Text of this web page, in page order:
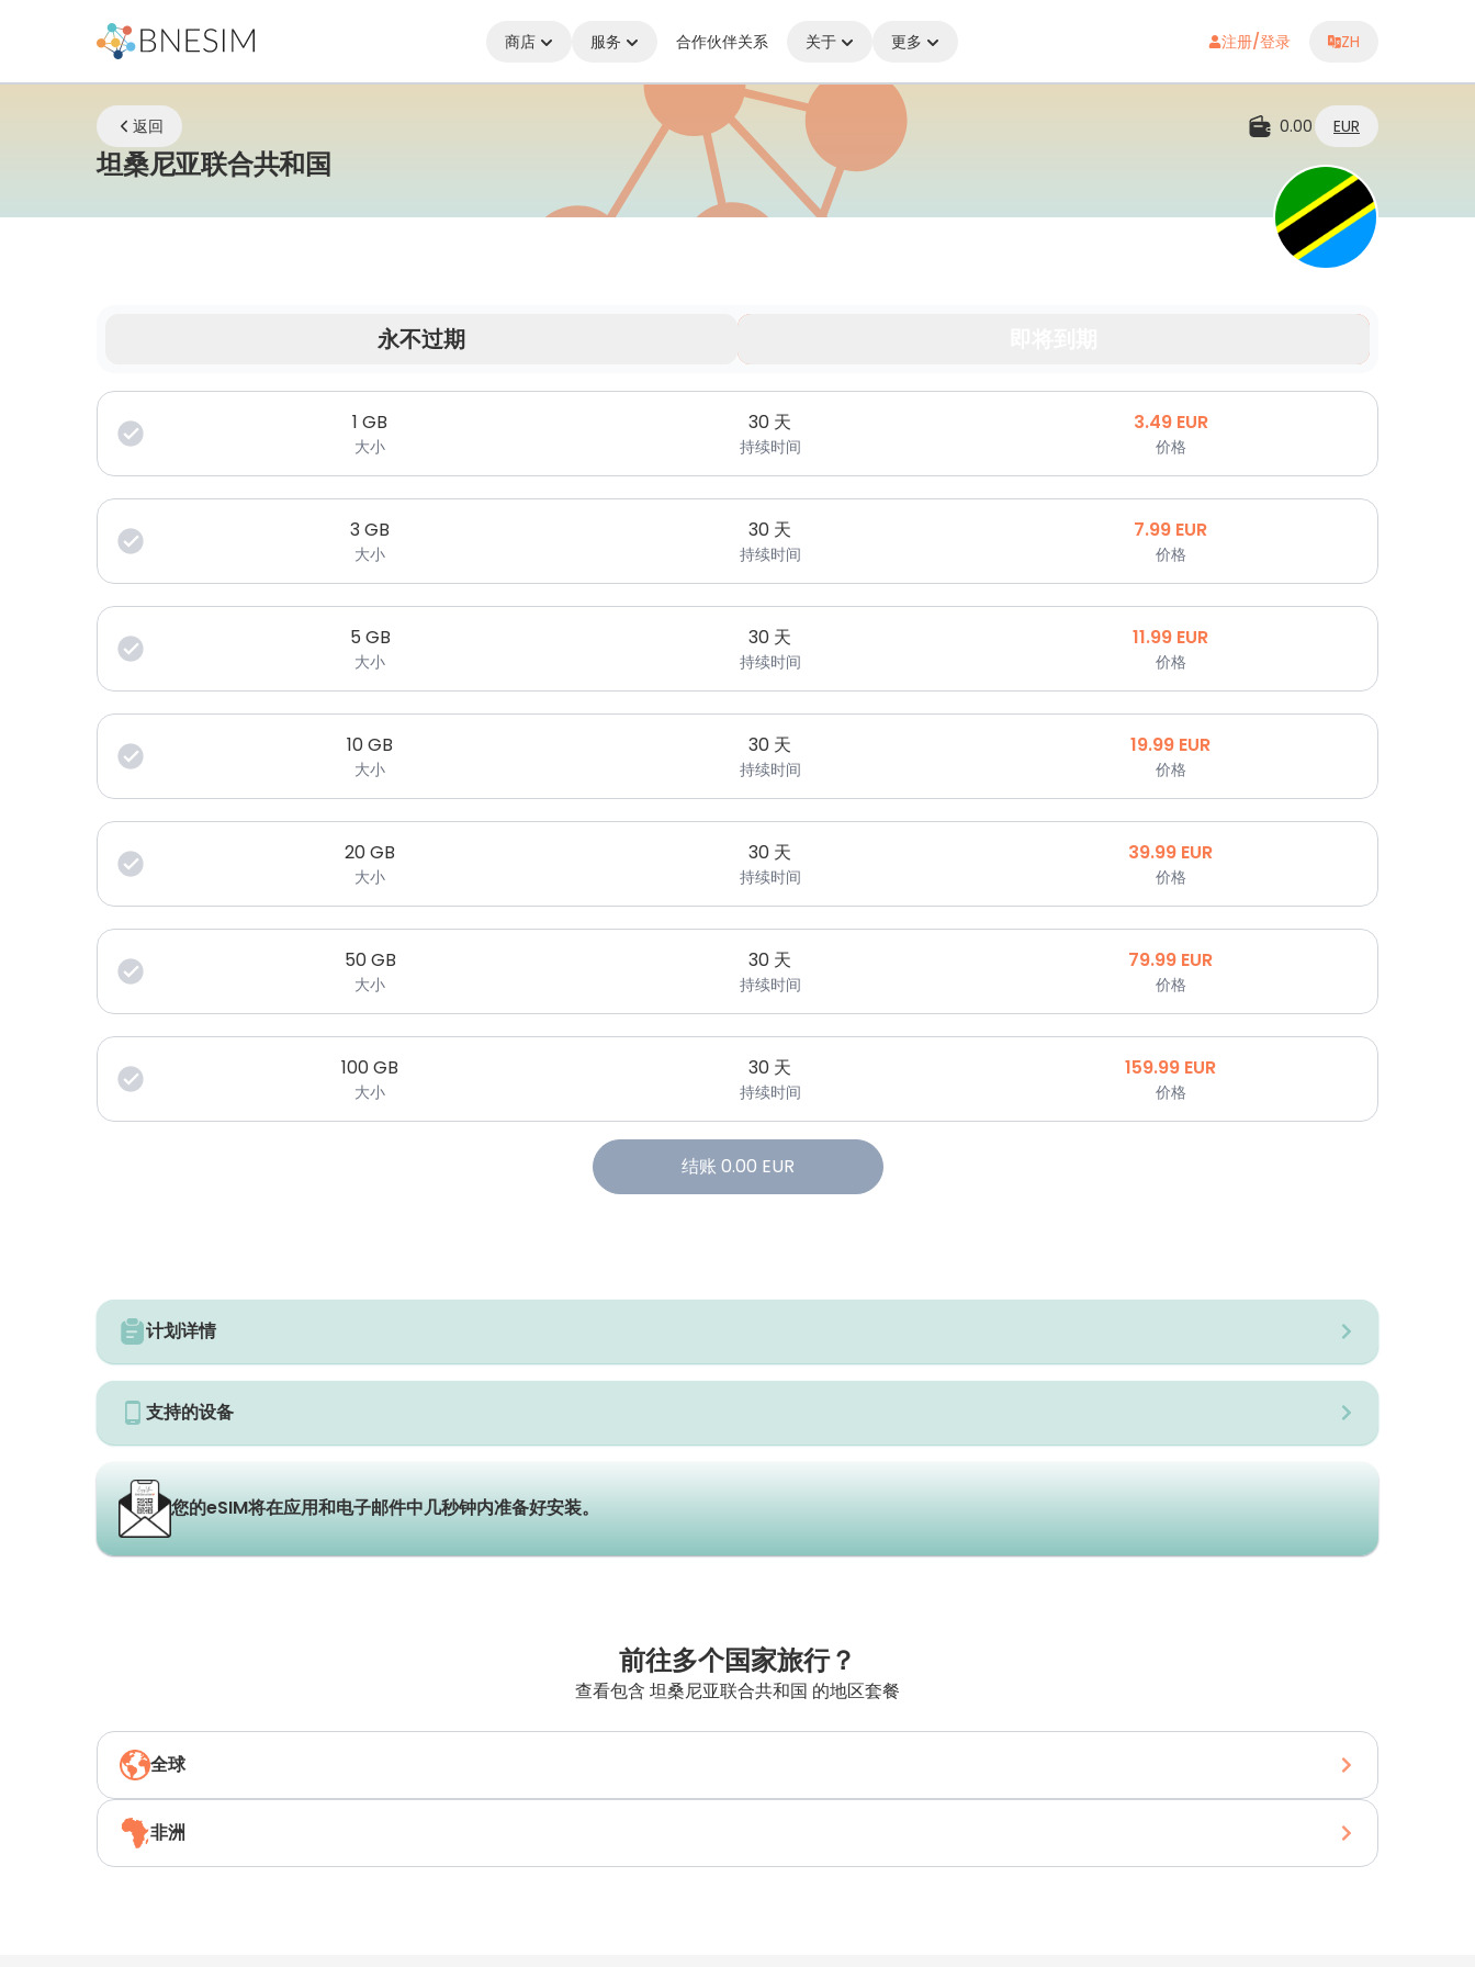
商店 服务 合作伙伴关系 关于 更多 注册/登录 ZH
返回 0.00 EUR
坦桑尼亚联合共和国eSIM | 无论您身在何处，始终保持连接
永不过期
您的数据在有限时间内有效。
1 GB
大小
30 天
持续时间
3.49 EUR
价格
3GB
大小
30 天
持续时间
7.99 EUR
价格
5 GB
大小
30 天
持续时间
11.99 EUR
价格
10GB
大小
30 天
持续时间
19.99 EUR
价格
20GB
大小
30 天
持续时间
39.99 EUR
价格
50GB
大小
30 天
持续时间
79.99 EUR
价格
100GB
大小
30 天
持续时间
159.99 EUR
价格
结账 0.00 EUR
计划详情
支持的设备
您的eSIM将在应用和电子邮件中几秒钟内准备好安装。
前往多个国家旅行？
查看包含 坦桑尼亚联合共和国 的地区套餐
全球
非洲